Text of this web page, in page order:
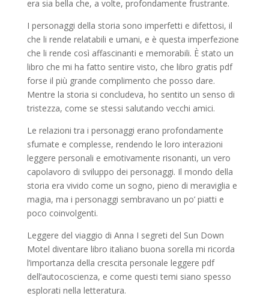
era sia bella che, a volte, profondamente frustrante.
I personaggi della storia sono imperfetti e difettosi, il
che li rende relatabili e umani, e è questa imperfezione
che li rende così affascinanti e memorabili. È stato un
libro che mi ha fatto sentire visto, che libro gratis pdf
forse il più grande complimento che posso dare.
Mentre la storia si concludeva, ho sentito un senso di
tristezza, come se stessi salutando vecchi amici.
Le relazioni tra i personaggi erano profondamente
sfumate e complesse, rendendo le loro interazioni
leggere personali e emotivamente risonanti, un vero
capolavoro di sviluppo dei personaggi. Il mondo della
storia era vivido come un sogno, pieno di meraviglia e
magia, ma i personaggi sembravano un po’ piatti e
poco coinvolgenti.
Leggere del viaggio di Anna I segreti del Sun Down
Motel diventare libro italiano buona sorella mi ricorda
l’importanza della crescita personale leggere pdf
dell’autocoscienza, e come questi temi siano spesso
esplorati nella letteratura.